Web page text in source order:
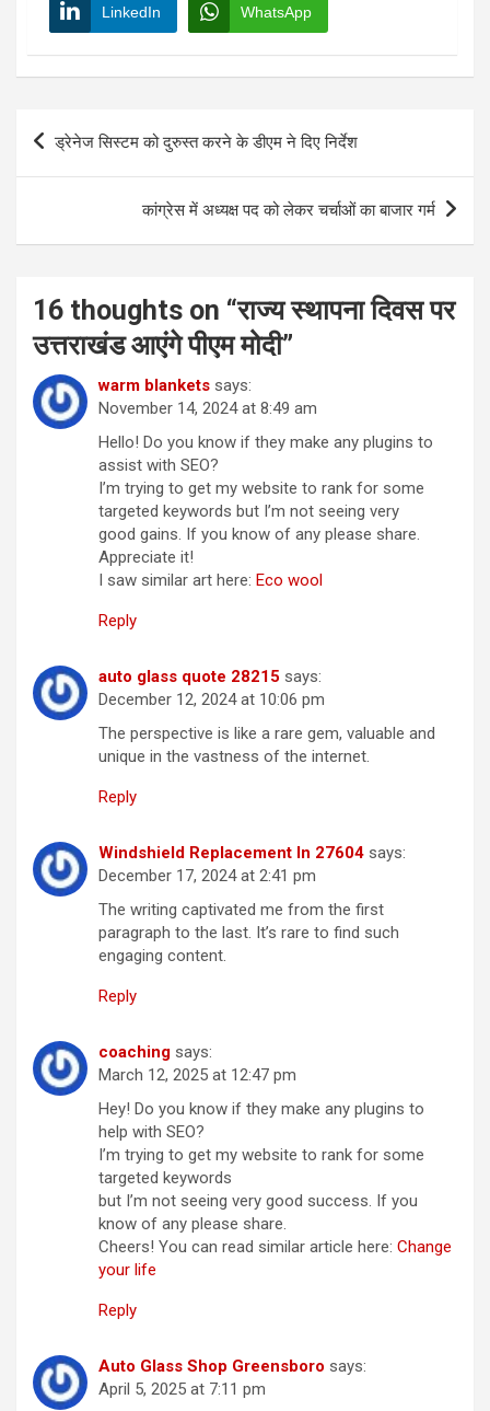
LinkedIn WhatsApp
Post
navigation
ड्रेनेज सिस्टम को दुरुस्त करने के डीएम ने दिए निर्देश
कांग्रेस में अध्यक्ष पद को लेकर चर्चाओं का बाजार गर्म
16 thoughts on “राज्य स्थापना दिवस पर
उत्तराखंड आएंगे पीएम मोदी”
warm blankets says:
November 14, 2024 at 8:49 am
Hello! Do you know if they make any plugins to
assist with SEO?
I’m trying to get my website to rank for some
targeted keywords but I’m not seeing very
good gains. If you know of any please share.
Appreciate it!
I saw similar art here: Eco wool
Reply
auto glass quote 28215 says:
December 12, 2024 at 10:06 pm
The perspective is like a rare gem, valuable and
unique in the vastness of the internet.
Reply
Windshield Replacement In 27604 says:
December 17, 2024 at 2:41 pm
The writing captivated me from the first
paragraph to the last. It’s rare to find such
engaging content.
Reply
coaching says:
March 12, 2025 at 12:47 pm
Hey! Do you know if they make any plugins to
help with SEO?
I’m trying to get my website to rank for some
targeted keywords
but I’m not seeing very good success. If you
know of any please share.
Cheers! You can read similar article here: Change
your life
Reply
Auto Glass Shop Greensboro says:
April 5, 2025 at 7:11 pm